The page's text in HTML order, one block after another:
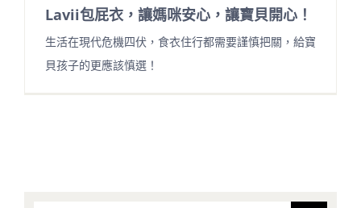
Lavii包屁衣，讓媽咪安心，讓寶貝開心！
生活在現代危機四伏，食衣住行都需要謹慎把關，給寶
貝孩子的更應該慎選！